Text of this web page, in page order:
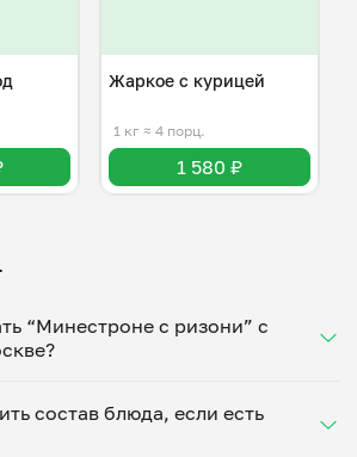
Жаркое с курицей
1 кг ≈ 4 порц.
1 580 ₽
“Минестроне с ризони” с
время — и получите свежее
большой порции прямо с плиты.
состав блюда, если есть